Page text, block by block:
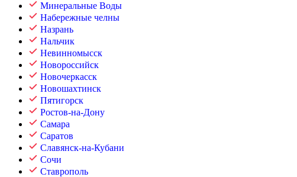
Минеральные Воды
Набережные челны
Назрань
Нальчик
Невинномысск
Новороссийск
Новочеркасск
Новошахтинск
Пятигорск
Ростов-на-Дону
Самара
Саратов
Славянск-на-Кубани
Сочи
Ставрополь